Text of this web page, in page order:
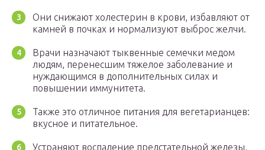
Они снижают холестерин в крови, избавляют от
камней в почках и нормализуют выброс желчи.
Врачи назначают тыквенные семечки медом
людям, перенесшим тяжелое заболевание и
нуждающимся в дополнительных силах и
повышении иммунитета.
Также это отличное питания для вегетарианцев:
вкусное и питательное.
Устраняют воспаление предстательной железы,